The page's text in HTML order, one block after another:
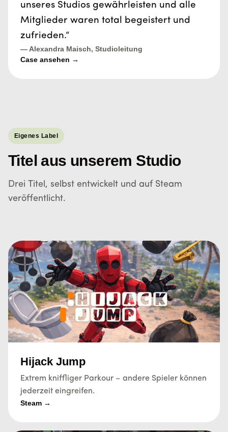
unseres Studios gewährleisten und alle
Mitglieder waren total begeistert und
zufrieden.“
— Alexandra Maisch, Studioleitung
Case ansehen →
Eigenes Label
Titel aus unserem Studio
Drei Titel, selbst entwickelt und auf Steam
veröffentlicht.
Hijack Jump
Extrem kniffliger Parkour – andere Spieler können
jederzeit eingreifen.
Steam →